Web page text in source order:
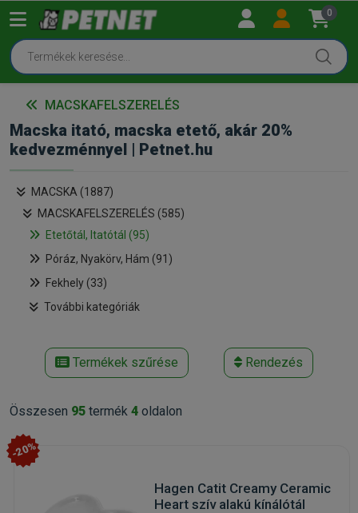
0
MACSKAFELSZERELÉS
Macska itató, macska etető, akár 20%
kedvezménnyel | Petnet.hu
MACSKA (1887)
MACSKAFELSZERELÉS (585)
Etetőtál, Itatótál (95)
Póráz, Nyakörv, Hám (91)
Fekhely (33)
További kategóriák
Termékek szűrése Rendezés
Összesen 95 termék 4 oldalon
-20%
Hagen Catit Creamy Ceramic
Heart szív alakú kínálótál